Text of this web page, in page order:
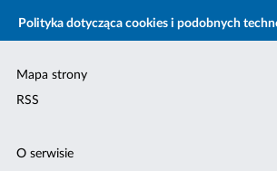
Polityka dotycząca cookies i podobnych
Mapa strony
RSS
O serwisie